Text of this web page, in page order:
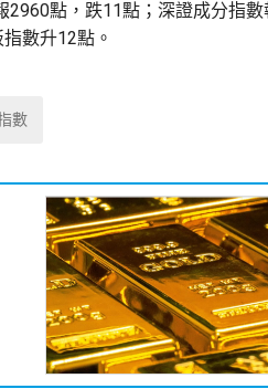
點，跌11點；深證成分指
數升12點。
數